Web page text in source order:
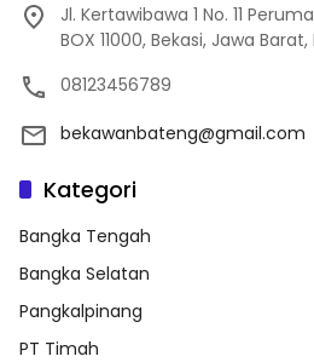
Jl. Kertawibawa 1 No. 11
BOX 11000, Bekasi, Jawa
08123456789
bekawanbateng@gmail.com
Kategori
Bangka Tengah
Bangka Selatan
Pangkalpinang
PT Timah